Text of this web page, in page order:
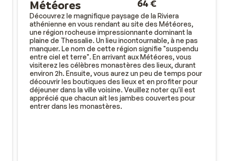
Météores
64 €
Découvrez le magnifique paysage de la Riviera
athénienne en vous rendant au site des Météores,
une région rocheuse impressionnante dominant la
plaine de Thessalie. Un lieu incontournable, à ne pas
manquer. Le nom de cette région signifie "suspendu
entre ciel et terre". En arrivant aux Météores, vous
visiterez les célèbres monastères des lieux, durant
environ 2h. Ensuite, vous aurez un peu de temps pour
découvrir les boutiques des lieux et en profiter pour
déjeuner dans la ville voisine. Veuillez noter qu'il est
apprécié que chacun ait les jambes couvertes pour
entrer dans les monastères.